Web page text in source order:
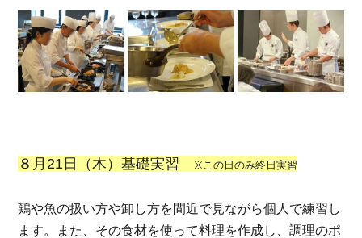
８月21日（木）基礎実習※この日のみ終日実習
鶏や魚の扱い方や卸し方を間近で見ながら個人で練習し
ます。
また、その食材を使って料理を作成し、調理のポ